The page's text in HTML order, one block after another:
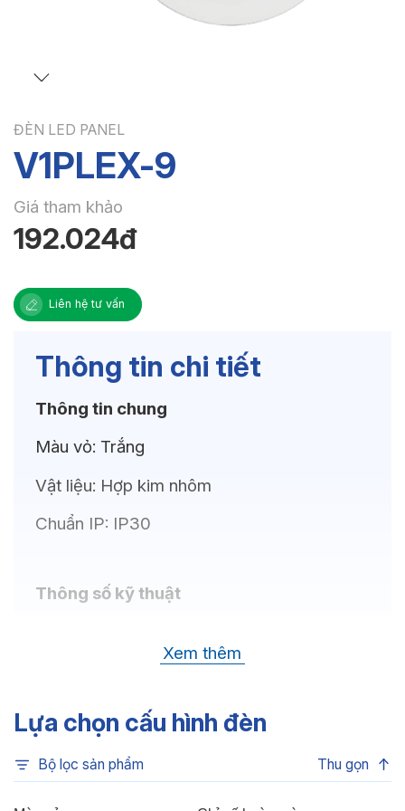
ĐÈN LED PANEL
V1PLEX-9
Giá tham khảo
192.024đ
Liên hệ tư vấn
Thông tin chi tiết
Thông tin chung
Màu vỏ: Trắng
Vật liệu: Hợp kim nhôm
Chuẩn IP: IP30
Thông số kỹ thuật
6500K, 4000K, 3000K
Chỉ số hoàn màu:
CRI80
745lm(W)
Xem thêm
Lựa chọn cấu hình đèn
Bộ lọc sản phẩm Thu gọn